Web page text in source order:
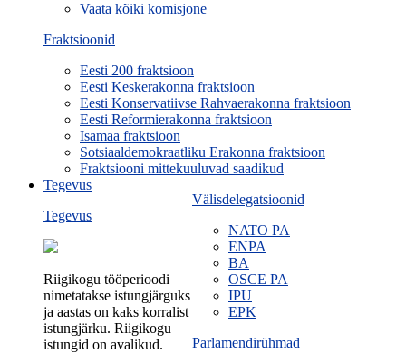
Vaata kõiki komisjone
Fraktsioonid
Eesti 200 fraktsioon
Eesti Keskerakonna fraktsioon
Eesti Konservatiivse Rahvaerakonna fraktsioon
Eesti Reformierakonna fraktsioon
Isamaa fraktsioon
Sotsiaaldemokraatliku Erakonna fraktsioon
Fraktsiooni mittekuuluvad saadikud
Välisdelegatsioonid
NATO PA
ENPA
BA
OSCE PA
IPU
EPK
Parlamendirühmad
Tegevus
Tegevus
Riigikogu tööperioodi
nimetatakse istungjärguks
ja aastas on kaks korralist
istungjärku. Riigikogu
istungid on avalikud.